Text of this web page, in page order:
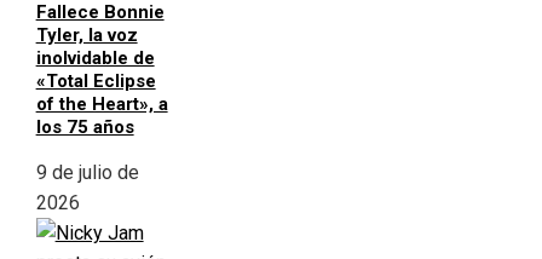
Fallece Bonnie
Tyler, la voz
inolvidable de
«Total Eclipse
of the Heart», a
los 75 años
9 de julio de
2026